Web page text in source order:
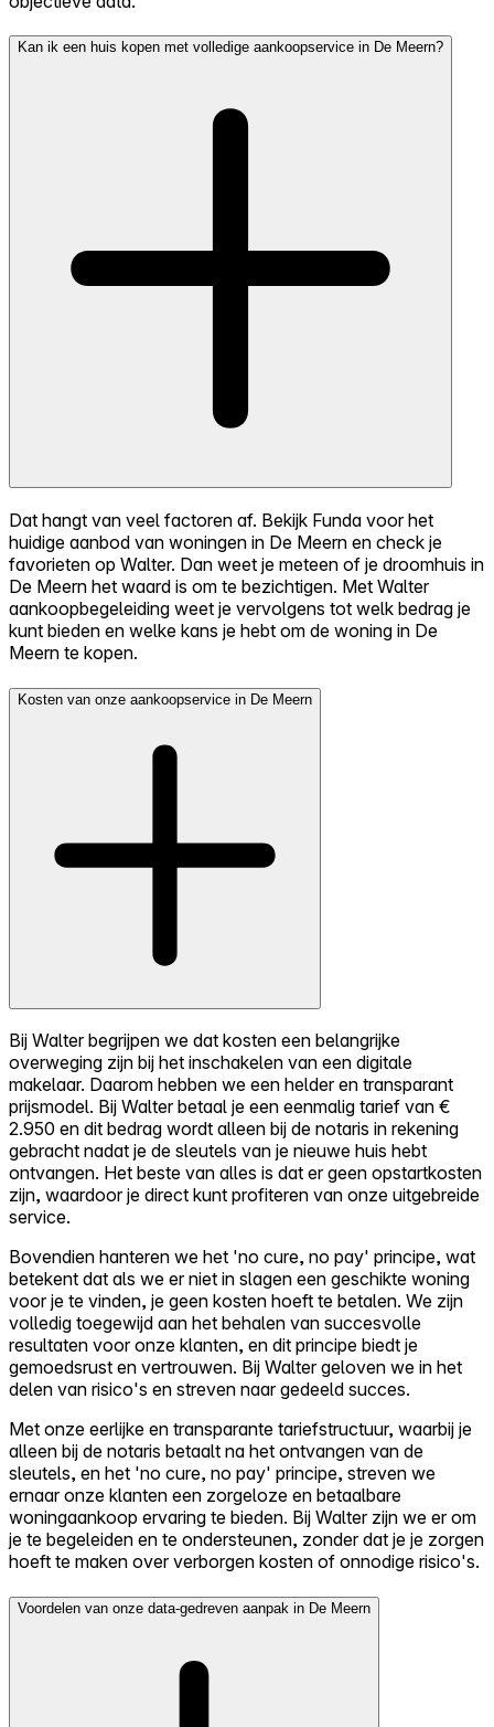
Kan ik een huis kopen met volledige aankoopservice in De Meern?
Dat hangt van veel factoren af. Bekijk Funda voor het
huidige aanbod van woningen in De Meern en check je
favorieten op Walter. Dan weet je meteen of je droomhuis in
De Meern het waard is om te bezichtigen. Met Walter
aankoopbegeleiding weet je vervolgens tot welk bedrag je
kunt bieden en welke kans je hebt om de woning in De
Meern te kopen.
Kosten van onze aankoopservice in De Meern
Bij Walter begrijpen we dat kosten een belangrijke
overweging zijn bij het inschakelen van een digitale
makelaar. Daarom hebben we een helder en transparant
prijsmodel. Bij Walter betaal je een eenmalig tarief van €
2.950 en dit bedrag wordt alleen bij de notaris in rekening
gebracht nadat je de sleutels van je nieuwe huis hebt
ontvangen. Het beste van alles is dat er geen opstartkosten
zijn, waardoor je direct kunt profiteren van onze uitgebreide
service.
Bovendien hanteren we het 'no cure, no pay' principe, wat
betekent dat als we er niet in slagen een geschikte woning
voor je te vinden, je geen kosten hoeft te betalen. We zijn
volledig toegewijd aan het behalen van succesvolle
resultaten voor onze klanten, en dit principe biedt je
gemoedsrust en vertrouwen. Bij Walter geloven we in het
delen van risico's en streven naar gedeeld succes.
Met onze eerlijke en transparante tariefstructuur, waarbij je
alleen bij de notaris betaalt na het ontvangen van de
sleutels, en het 'no cure, no pay' principe, streven we
ernaar onze klanten een zorgeloze en betaalbare
woningaankoop ervaring te bieden. Bij Walter zijn we er om
je te begeleiden en te ondersteunen, zonder dat je je zorgen
hoeft te maken over verborgen kosten of onnodige risico's.
Voordelen van onze data-gedreven aanpak in De Meern